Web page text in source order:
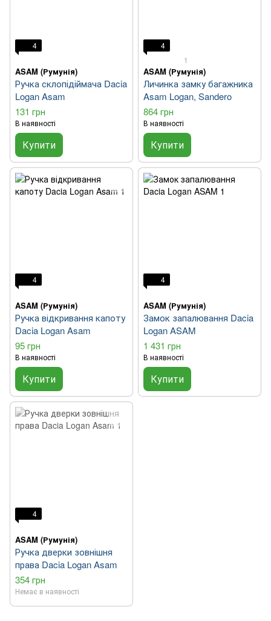
4
ASAM (Румунія)
Ручка склопідіймача Dacia
Logan Asam
131 грн
В наявності
Купити
4
1
ASAM (Румунія)
Личинка замку багажника
Asam Logan, Sandero
864 грн
В наявності
Купити
4
ASAM (Румунія)
Ручка відкривання капоту
Dacia Logan Asam
95 грн
В наявності
Купити
4
ASAM (Румунія)
Замок запалювання Dacia
Logan ASAM
1 431 грн
В наявності
Купити
4
ASAM (Румунія)
Ручка дверки зовнішня
права Dacia Logan Asam
354 грн
Немає в наявності